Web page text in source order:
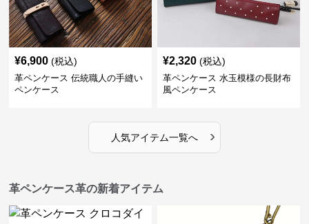
¥6,900 (税込)
革ペンケース 伝統職人の手縫い
ペンケース
¥2,320 (税込)
革ペンケース 水玉模様の長財布
風ペンケース
人気アイテム一覧へ ›
革ペンケース革の新着アイテム